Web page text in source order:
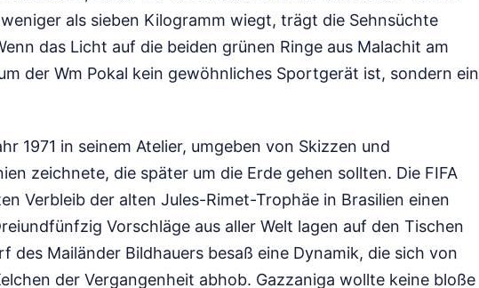
als sieben Kilogramm wiegt, trägt die Sehnsüchte
das Licht auf die beiden grünen Ringe aus Malachit am
der Wm Pokal kein gewöhnliches Sportgerät ist, sondern ein
1971 in seinem Atelier, umgeben von Skizzen und
zeichnete, die später um die Erde gehen sollten. Die FIFA
Verbleib der alten Jules-Rimet-Trophäe in Brasilien einen
Vorschläge aus aller Welt lagen auf den Tischen
des Mailänder Bildhauers besaß eine Dynamik, die sich von
der Vergangenheit abhob. Gazzaniga wollte keine bloße